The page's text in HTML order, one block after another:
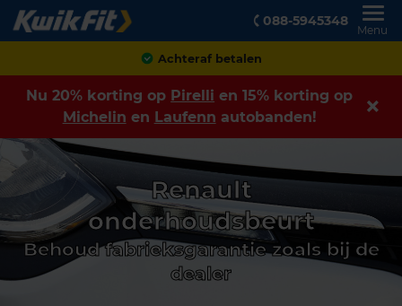
088-5945348
Menu
Achteraf betalen
Nu 20% korting op Pirelli en 15% korting op
Michelin en Laufenn autobanden!
Renault
onderhoudsbeurt
Behoud fabrieksgarantie zoals bij de
dealer